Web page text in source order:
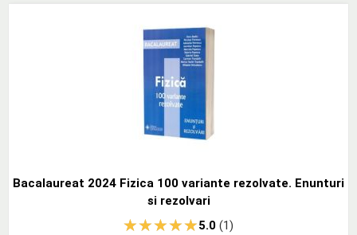
Bacalaureat 2024 Fizica 100 variante rezolvate. Enunturi
si rezolvari
5.0(1)